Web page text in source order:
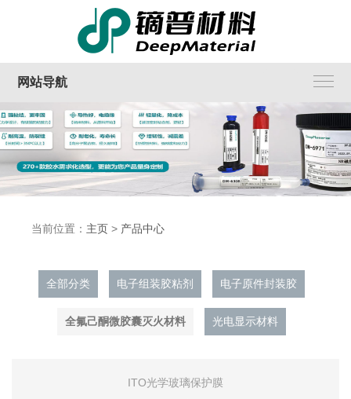
网站导航
当前位置： 主页 > 产品中心
全部分类 电子组装胶粘剂 电子原件封装胶
全氟己酮微胶囊灭火材料 光电显示材料
ITO光学玻璃保护膜